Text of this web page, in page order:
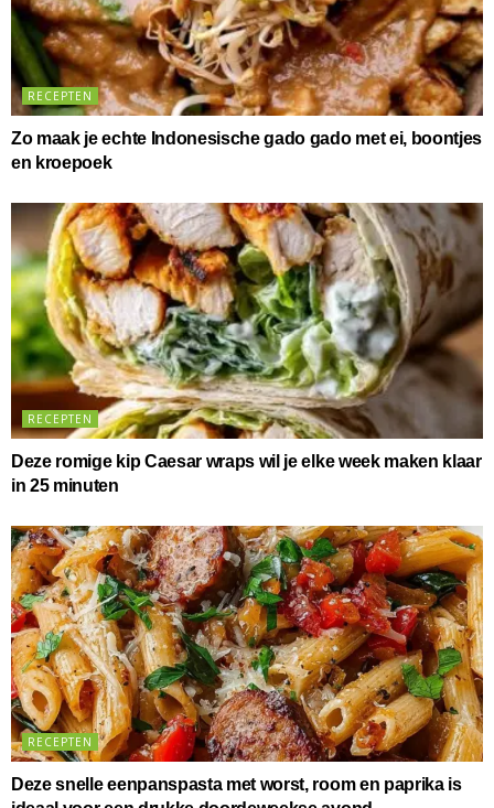
RECEPTEN
Zo maak je echte Indonesische gado gado met ei, boontjes
en kroepoek
RECEPTEN
Deze romige kip Caesar wraps wil je elke week maken klaar
in 25 minuten
RECEPTEN
Deze snelle eenpanspasta met worst, room en paprika is